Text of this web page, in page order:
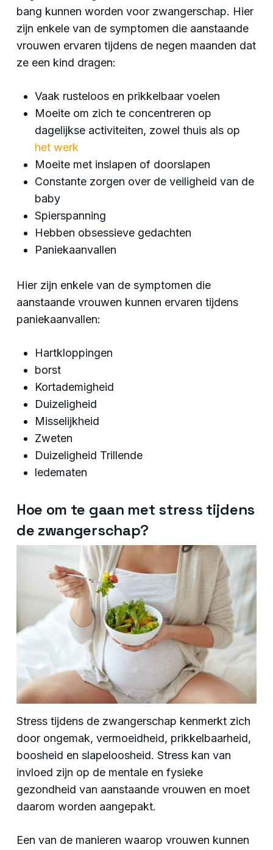
bang kunnen worden voor zwangerschap. Hier
zijn enkele van de symptomen die aanstaande
vrouwen ervaren tijdens de negen maanden dat
ze een kind dragen:
Vaak rusteloos en prikkelbaar voelen
Moeite om zich te concentreren op
dagelijkse activiteiten, zowel thuis als op
het werk
Moeite met inslapen of doorslapen
Constante zorgen over de veiligheid van de
baby
Spierspanning
Hebben obsessieve gedachten
Paniekaanvallen
Hier zijn enkele van de symptomen die
aanstaande vrouwen kunnen ervaren tijdens
paniekaanvallen:
Hartkloppingen
borst
Kortademigheid
Duizeligheid
Misselijkheid
Zweten
Duizeligheid Trillende
ledematen
Hoe om te gaan met stress tijdens
de zwangerschap?
Stress tijdens de zwangerschap kenmerkt zich
door ongemak, vermoeidheid, prikkelbaarheid,
boosheid en slapeloosheid. Stress kan van
invloed zijn op de mentale en fysieke
gezondheid van aanstaande vrouwen en moet
daarom worden aangepakt.
Een van de manieren waarop vrouwen kunnen